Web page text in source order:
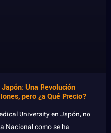
Una Revolución
pero ¿a Qué Precio?
University en Japón, no
Nacional como se ha